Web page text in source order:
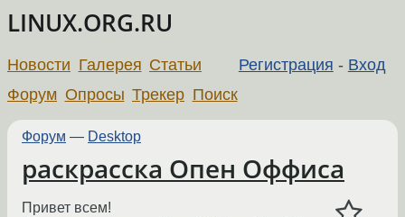
LINUX.ORG.RU
Регистрация - Вход
Новости Галерея Статьи
Форум Опросы Трекер Поиск
Форум — Desktop
раскрасска Опен Оффиса
Привет всем!